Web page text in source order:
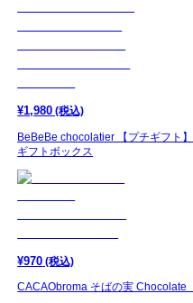
¥1,980 (税込)
BeBeBe chocolatier 【プチギフト
ギフトボックス
¥970 (税込)
CACAObroma そばの実 Chocolate